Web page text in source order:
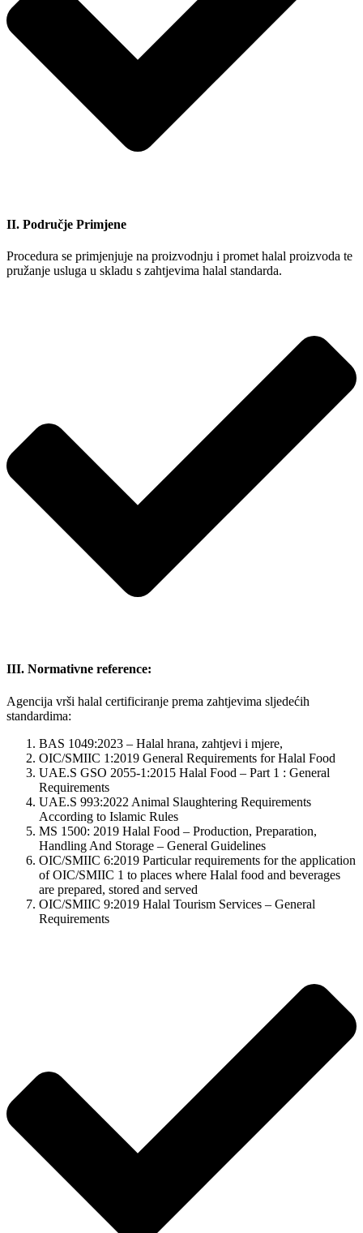
II. Područje Primjene
Procedura se primjenjuje na proizvodnju i promet halal proizvoda te
pružanje usluga u skladu s zahtjevima halal standarda.
III. Normativne reference:
Agencija vrši halal certificiranje prema zahtjevima sljedećih
standardima:
BAS 1049:2023 – Halal hrana, zahtjevi i mjere,
OIC/SMIIC 1:2019 General Requirements for Halal Food
UAE.S GSO 2055-1:2015 Halal Food – Part 1 : General
Requirements
UAE.S 993:2022 Animal Slaughtering Requirements
According to Islamic Rules
MS 1500: 2019 Halal Food – Production, Preparation,
Handling And Storage – General Guidelines
OIC/SMIIC 6:2019 Particular requirements for the application
of OIC/SMIIC 1 to places where Halal food and beverages
are prepared, stored and served
OIC/SMIIC 9:2019 Halal Tourism Services – General
Requirements